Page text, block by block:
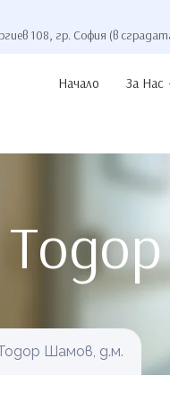
108, гр. София (в
Начало За Нас
Шамов, д.м.